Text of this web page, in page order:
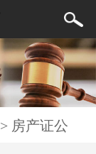
> 房产证公